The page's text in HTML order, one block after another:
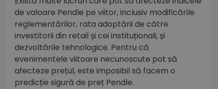
de valoare Pendle pe viitor, inclusiv modificările
reglementărilor, rata adoptării de către
investitorii din retail și cei instituționali, și
dezvoltările tehnologice. Pentru că
evenimentele viitoare necunoscute pot să
afecteze prețul, este imposibil să facem o
predicție sigură de preț Pendle.